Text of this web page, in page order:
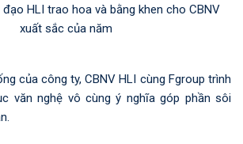
HLI trao hoa và bằng khen cho CBNV
xuất sắc của năm
của công ty, CBNV HLI cùng Fgroup trình
văn nghệ vô cùng ý nghĩa góp phần sôi